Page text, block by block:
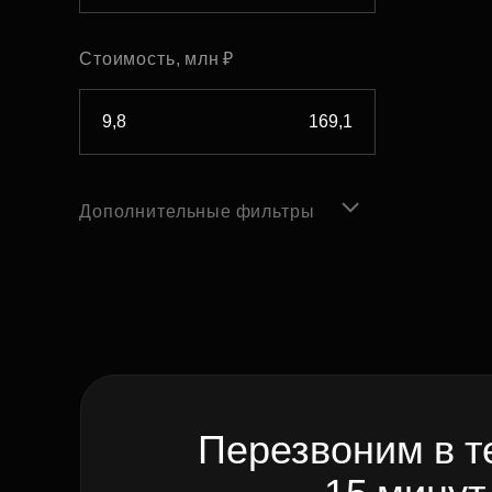
Стоимость, млн ₽
Дополнительные фильтры
Перезвоним в